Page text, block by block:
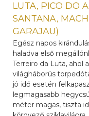
LUTA, PICO DO
SANTANA,
GARAJAU)
Egész napos
haladva első
Terreiro da Luta, ahol
világháborús
jó idő esetén
legmagasabb
méter magas, tiszta